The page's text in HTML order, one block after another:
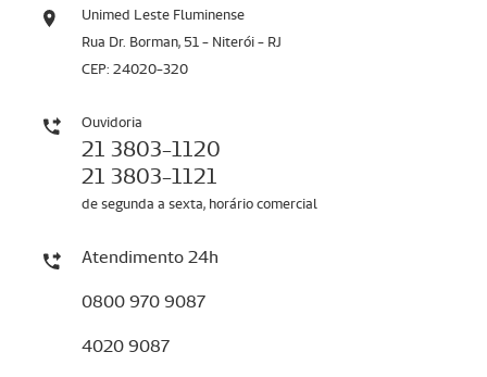
Unimed Leste Fluminense
Rua Dr. Borman, 51 - Niterói - RJ
CEP: 24020-320
Ouvidoria
21 3803-1120
21 3803-1121
de segunda a sexta, horário comercial
Atendimento 24h
0800 970 9087
4020 9087